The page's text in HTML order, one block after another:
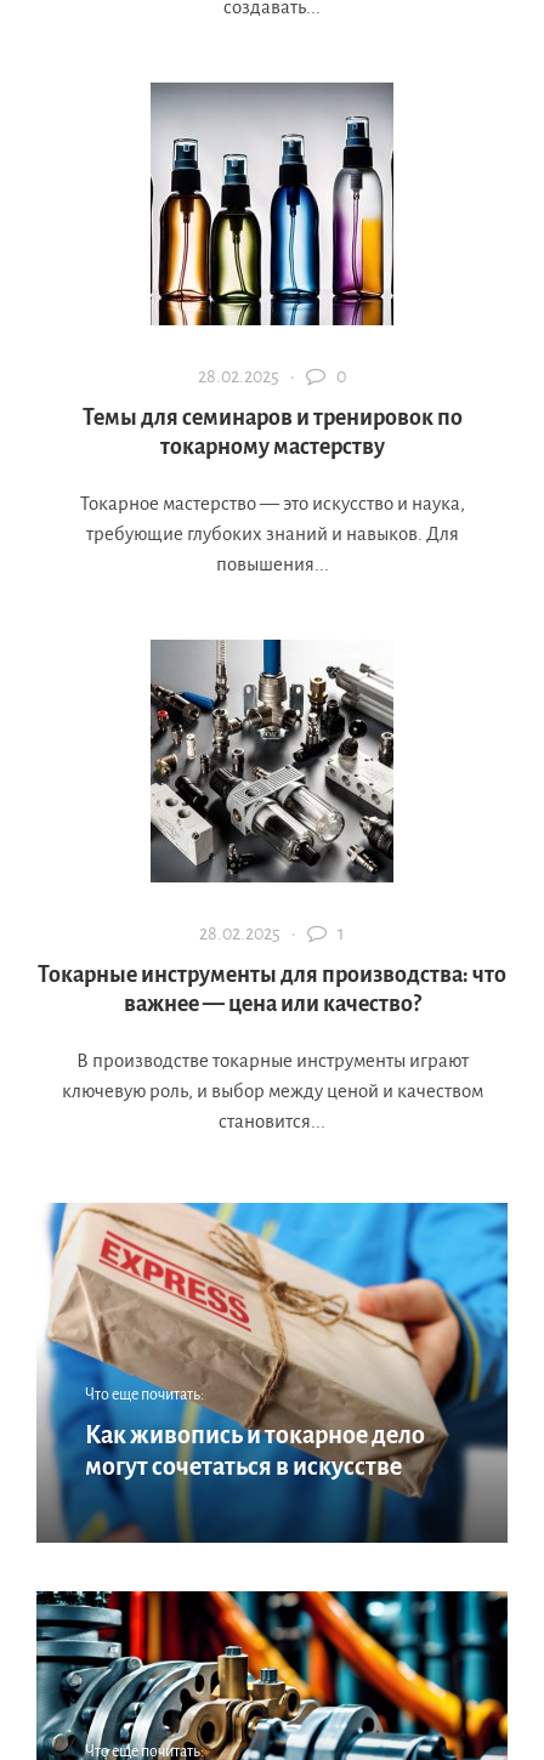
создавать...
28.02.2025 · 0
Темы для семинаров и тренировок по
токарному мастерству
Токарное мастерство — это искусство и наука,
требующие глубоких знаний и навыков. Для
повышения...
28.02.2025 · 1
Токарные инструменты для производства: что
важнее — цена или качество?
В производстве токарные инструменты играют
ключевую роль, и выбор между ценой и качеством
становится...
Что еще почитать:
Как живопись и токарное дело
могут сочетаться в искусстве
Что еще почитать: